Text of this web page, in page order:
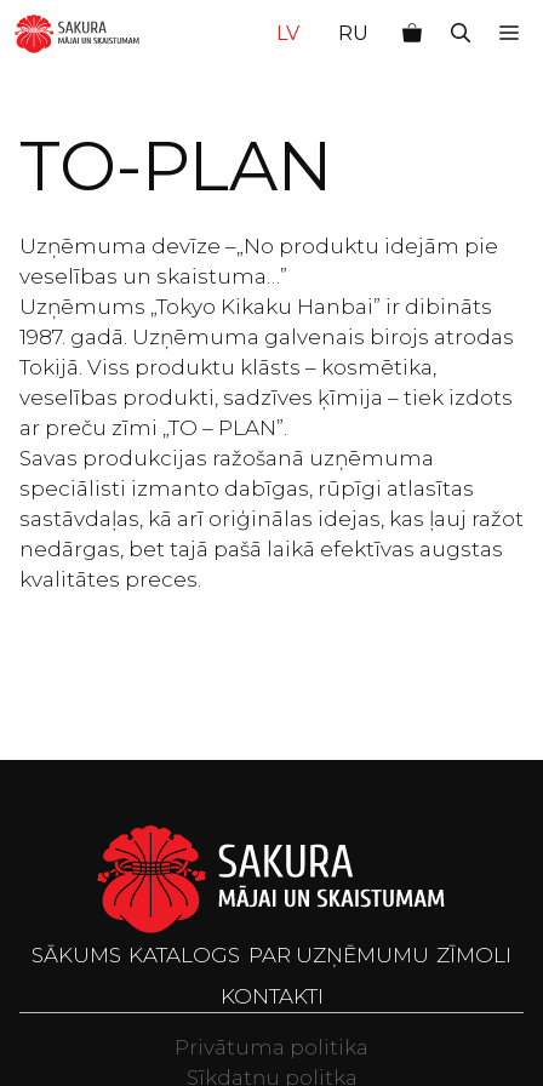
Doties
uz
LV RU
TO-PLAN
Uzņēmuma devīze –„No produktu idejām pie
veselības un skaistuma…”
Uzņēmums „Tokyo Kikaku Hanbai” ir dibināts
1987. gadā. Uzņēmuma galvenais birojs atrodas
Tokijā. Viss produktu klāsts – kosmētika,
veselības produkti, sadzīves ķīmija – tiek izdots
ar preču zīmi „TO – PLAN”.
Savas produkcijas ražošanā uzņēmuma
speciālisti izmanto dabīgas, rūpīgi atlasītas
sastāvdaļas, kā arī oriģinālas idejas, kas ļauj ražot
nedārgas, bet tajā pašā laikā efektīvas augstas
kvalitātes preces.
SĀKUMS KATALOGS PAR UZŅĒMUMU ZĪMOLI
KONTAKTI
Privātuma politika
Sīkdatņu politka